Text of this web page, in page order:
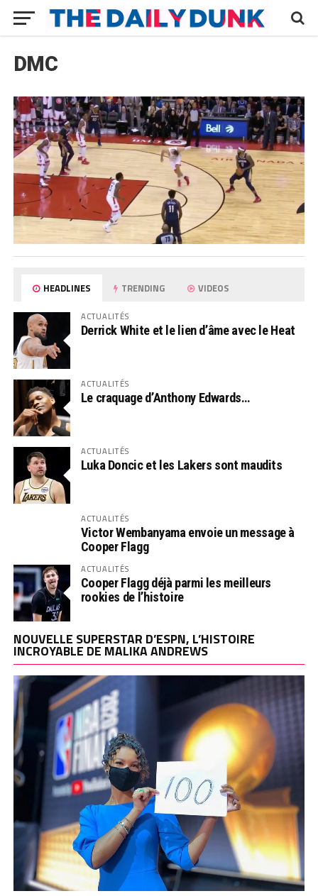
DMC
HEADLINES TRENDING VIDEOS
ACTUALITÉS
Derrick White et le lien d’âme avec le Heat
ACTUALITÉS
Le craquage d’Anthony Edwards…
ACTUALITÉS
Luka Doncic et les Lakers sont maudits
ACTUALITÉS
Victor Wembanyama envoie un message à
Cooper Flagg
ACTUALITÉS
Cooper Flagg déjà parmi les meilleurs
rookies de l’histoire
NOUVELLE SUPERSTAR D’ESPN, L’HISTOIRE
INCROYABLE DE MALIKA ANDREWS